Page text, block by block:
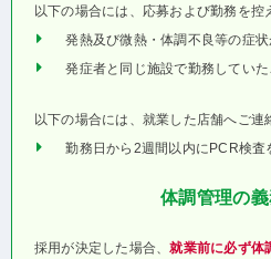
以下の場合には、応募および勤務を控
発熱及び微熱・体調不良等の症
発症者と同じ施設で勤務してい
以下の場合には、就業した店舗へご連
勤務日から2週間以内にPCR検
体調管理の
採用が決定した場合、就業前に必ず体